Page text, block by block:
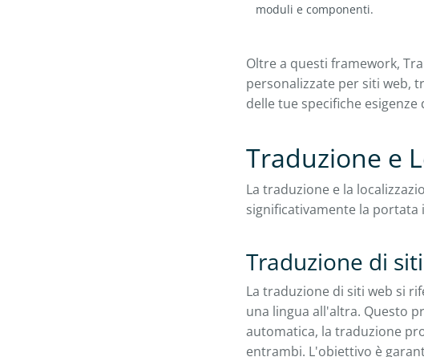
moduli e componenti.
Oltre a questi framework,
personalizzate per siti web,
delle tue specifiche
Traduzione e
La traduzione e la
significativamente la
Traduzione di
La traduzione di siti web si
una lingua all'altra. Questo
automatica, la traduzione
entrambi. L'obiettivo è